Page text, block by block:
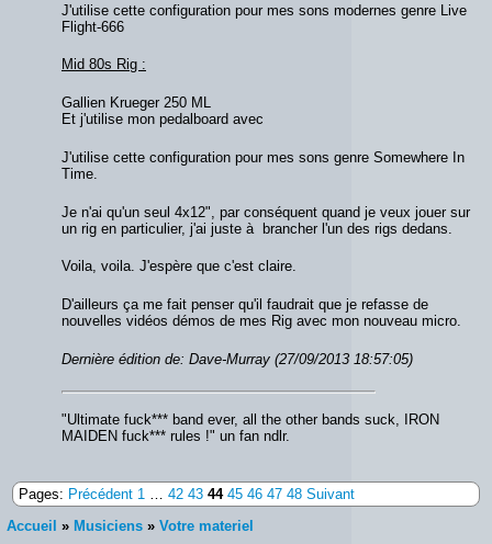
J'utilise cette configuration pour mes sons modernes genre Live
Flight-666
Mid 80s Rig :
Gallien Krueger 250 ML
Et j'utilise mon pedalboard avec
J'utilise cette configuration pour mes sons genre Somewhere In
Time.
Je n'ai qu'un seul 4x12", par conséquent quand je veux jouer sur
un rig en particulier, j'ai juste à brancher l'un des rigs dedans.
Voila, voila. J'espère que c'est claire.
D'ailleurs ça me fait penser qu'il faudrait que je refasse de
nouvelles vidéos démos de mes Rig avec mon nouveau micro.
Dernière édition de: Dave-Murray (27/09/2013 18:57:05)
"Ultimate fuck*** band ever, all the other bands suck, IRON
MAIDEN fuck*** rules !" un fan ndlr.
Pages: Précédent 1 42 43 44 45 46 47 48 Suivant
Accueil » Musiciens » Votre materiel